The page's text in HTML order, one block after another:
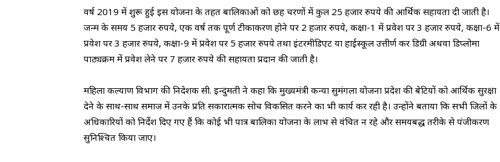
वर्ष 2019 में शुरू हुई इस योजना के तहत बालिकाओं को छह चरणों में कुल 25 हजार रुपये की आर्थिक सहायता दी जाती है।
जन्म के समय 5 हजार रुपये, एक वर्ष तक पूर्ण टीकाकरण होने पर 2 हजार रुपये, कक्षा-1 में प्रवेश पर 3 हजार रुपये, कक्षा-6 में
प्रवेश पर 3 हजार रुपये, कक्षा-9 में प्रवेश पर 5 हजार रुपये तथा इंटरमीडिएट या हाईस्कूल उत्तीर्ण कर डिग्री अथवा डिप्लोमा
पाठ्यक्रम में प्रवेश लेने पर 7 हजार रुपये की सहायता प्रदान की जाती है।
महिला कल्याण विभाग की निदेशक सी. इन्दुमती ने कहा कि मुख्यमंत्री कन्या सुमंगला योजना प्रदेश की बेटियों को आर्थिक सुरक्षा
देने के साथ-साथ समाज में उनके प्रति सकारात्मक सोच विकसित करने का भी कार्य कर रही है। उन्होंने बताया कि सभी जिलों के
अधिकारियों को निर्देश दिए गए हैं कि कोई भी पात्र बालिका योजना के लाभ से वंचित न रहे और समयबद्ध तरीके से पंजीकरण
सुनिश्चित किया जाए।